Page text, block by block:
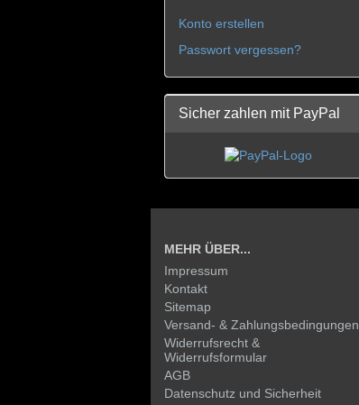
Konto erstellen
Passwort vergessen?
Sicher zahlen mit PayPal
MEHR ÜBER...
Impressum
Kontakt
Sitemap
Versand- & Zahlungsbedingungen
Widerrufsrecht &
Widerrufsformular
AGB
Datenschutz und Sicherheit